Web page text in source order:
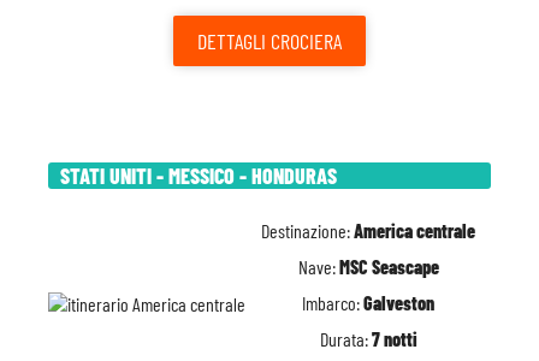
DETTAGLI CROCIERA
STATI UNITI - MESSICO - HONDURAS
Destinazione:America centrale
Nave:MSC Seascape
Imbarco:Galveston
Durata:7 notti